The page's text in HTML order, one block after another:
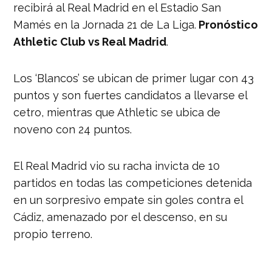
recibirá al Real Madrid en el Estadio San
Mamés en la Jornada 21 de La Liga. Pronóstico
Athletic Club vs Real Madrid.
Los ‘Blancos’ se ubican de primer lugar con 43
puntos y son fuertes candidatos a llevarse el
cetro, mientras que Athletic se ubica de
noveno con 24 puntos.
El Real Madrid vio su racha invicta de 10
partidos en todas las competiciones detenida
en un sorpresivo empate sin goles contra el
Cádiz, amenazado por el descenso, en su
propio terreno.